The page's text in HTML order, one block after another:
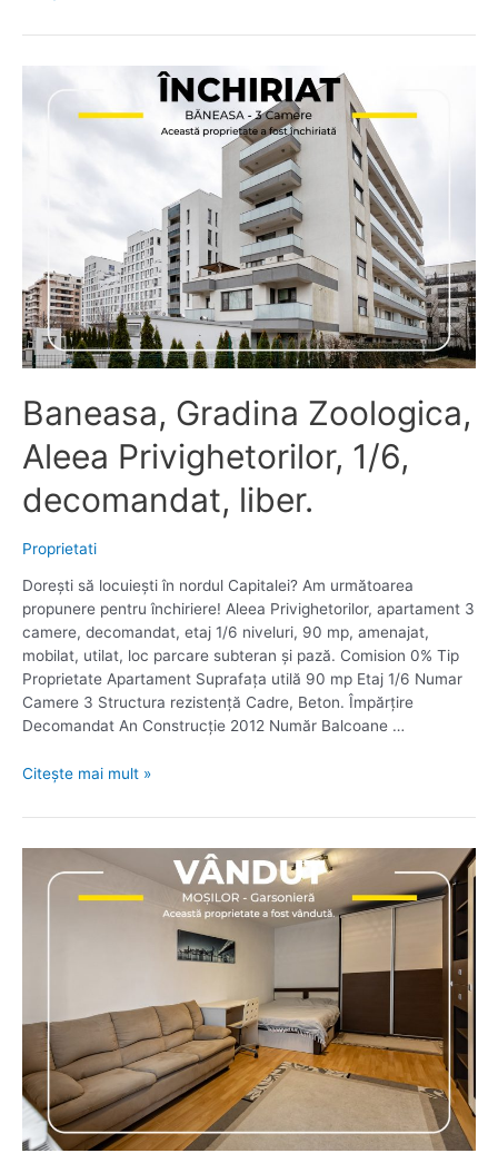
Nordului,
Baneasa, Gradina Zoologica,
Aleea Privighetorilor, 1/6,
decomandat, liber.
Proprietati
Dorești să locuiești în nordul Capitalei? Am următoarea
propunere pentru închiriere! Aleea Privighetorilor, apartament 3
camere, decomandat, etaj 1/6 niveluri, 90 mp, amenajat,
mobilat, utilat, loc parcare subteran și pază. Comision 0% Tip
Proprietate Apartament Suprafața utilă 90 mp Etaj 1/6 Numar
Camere 3 Structura rezistență Cadre, Beton. Împărțire
Decomandat An Construcție 2012 Număr Balcoane …
Baneasa,
Zoologica,
Privighetorilor,
Citește mai mult »